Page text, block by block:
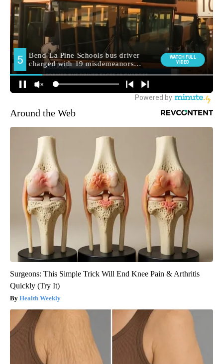
Around the Web
Surgeons: This Simple Trick Will End Knee Pain & Arthritis
Quickly (Try It)
Health Weekly